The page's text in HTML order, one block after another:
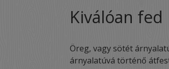
Kiválóan fed
Öreg, vagy sötét
árnyalatúvá történő